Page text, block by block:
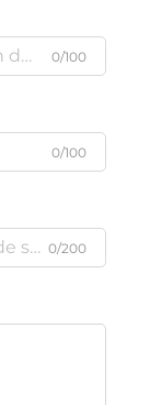
0/100
0/100
0/200